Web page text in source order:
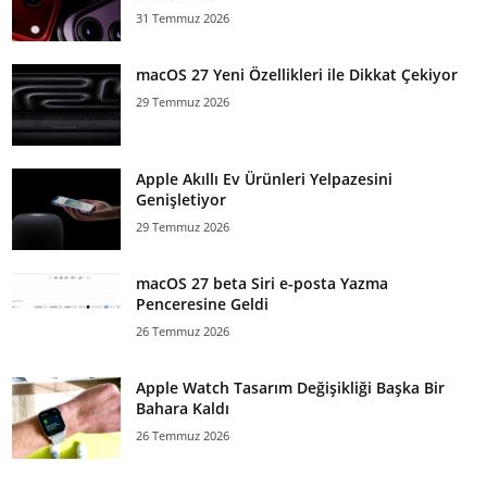
31 Temmuz 2026
macOS 27 Yeni Özellikleri ile Dikkat Çekiyor
29 Temmuz 2026
Apple Akıllı Ev Ürünleri Yelpazesini
Genişletiyor
29 Temmuz 2026
macOS 27 beta Siri e-posta Yazma
Penceresine Geldi
26 Temmuz 2026
Apple Watch Tasarım Değişikliği Başka Bir
Bahara Kaldı
26 Temmuz 2026